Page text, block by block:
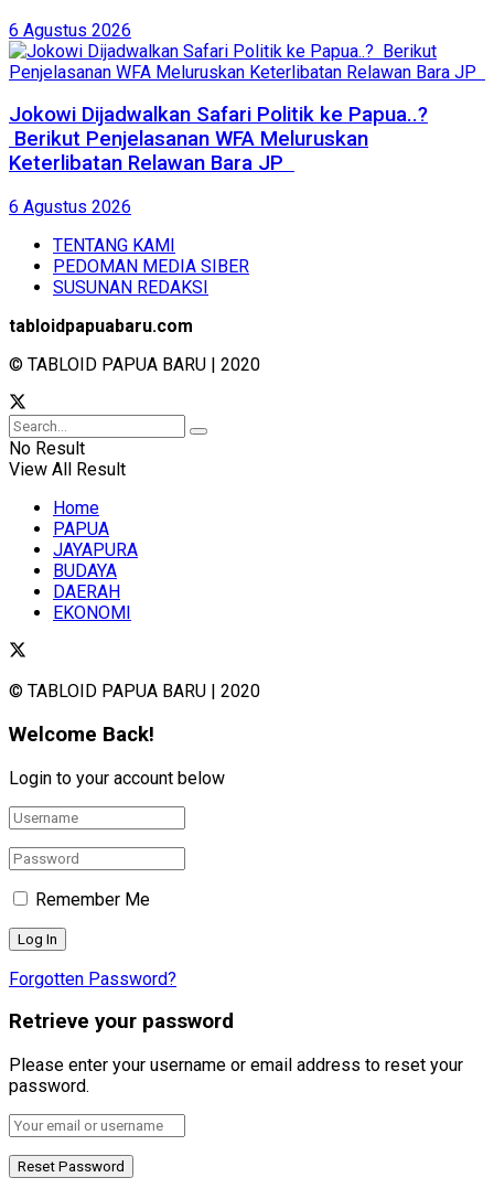
6 Agustus 2026
Jokowi Dijadwalkan Safari Politik ke Papua..?
Berikut Penjelasanan WFA Meluruskan
Keterlibatan Relawan Bara JP
6 Agustus 2026
TENTANG KAMI
PEDOMAN MEDIA SIBER
SUSUNAN REDAKSI
tabloidpapuabaru.com
© TABLOID PAPUA BARU | 2020
No Result
View All Result
Home
PAPUA
JAYAPURA
BUDAYA
DAERAH
EKONOMI
© TABLOID PAPUA BARU | 2020
Welcome Back!
Login to your account below
Remember Me
Forgotten Password?
Retrieve your password
Please enter your username or email address to reset your
password.